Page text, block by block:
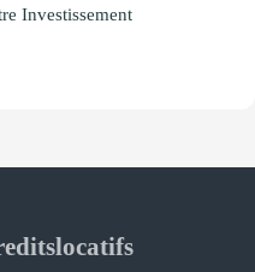
Investissement